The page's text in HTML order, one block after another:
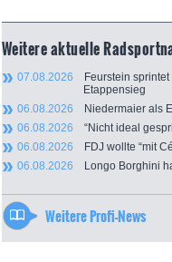
Weitere aktuelle
07.08.2026 Feurstein sprintet
Etappensieg
06.08.2026 Niedermaier als
06.08.2026 “Nicht ideal
06.08.2026 FDJ wollte “mit
06.08.2026 Longo Borghini
Weitere Profi-News